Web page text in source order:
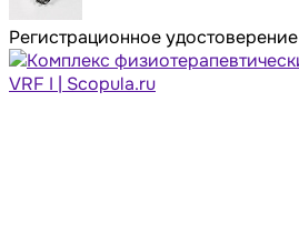
Регистрационное удостоверение